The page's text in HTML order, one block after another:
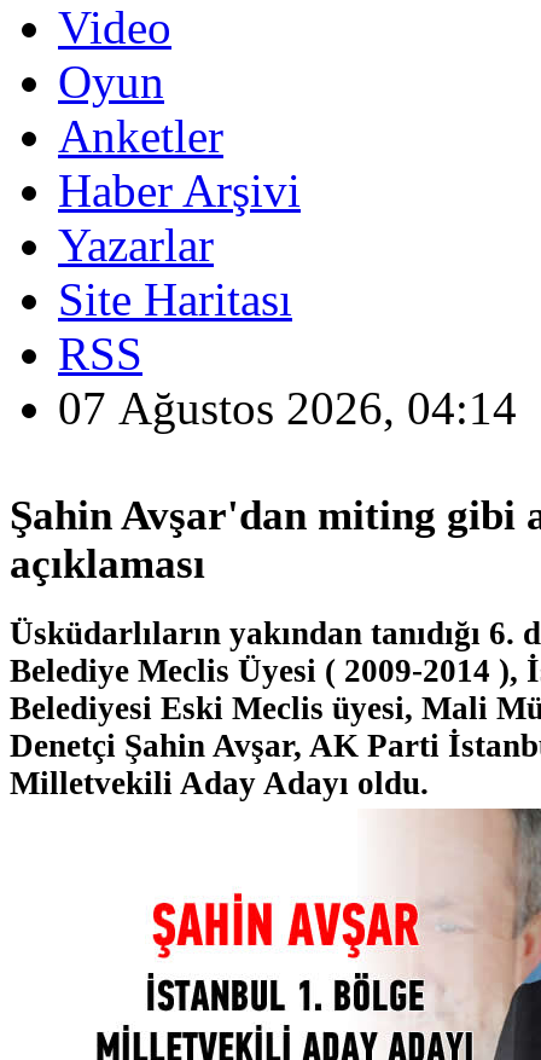
Video
Oyun
Anketler
Haber Arşivi
Yazarlar
Site Haritası
RSS
07 Ağustos 2026, 04:14
Şahin Avşar'dan miting gibi
açıklaması
Üsküdarlıların yakından tanıdığı 6.
Belediye Meclis Üyesi ( 2009-2014
Belediyesi Eski Meclis üyesi, Mali
Denetçi Şahin Avşar, AK Parti
Milletvekili Aday Adayı oldu.